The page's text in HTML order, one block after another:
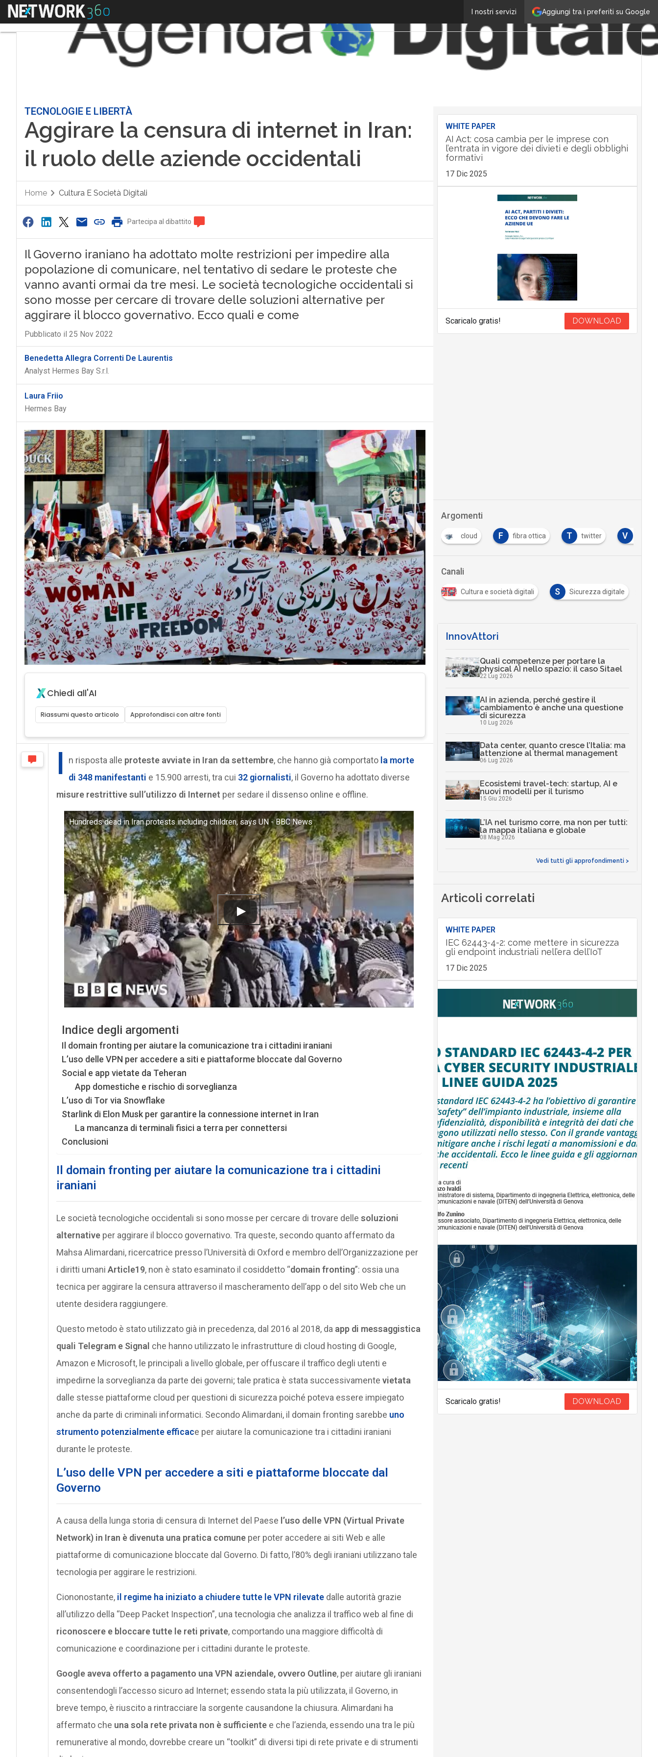
Aggiungi tra i preferiti su Google
I nostri servizi
Menu
TECNOLOGIE E LIBERTÀ
Aggirare la censura di internet in Iran:
il ruolo delle aziende occidentali
Home Cultura E Società Digitali
Partecipa al dibattito
Il Governo iraniano ha adottato molte restrizioni per impedire alla
popolazione di comunicare, nel tentativo di sedare le proteste che
vanno avanti ormai da tre mesi. Le società tecnologiche occidentali si
sono mosse per cercare di trovare delle soluzioni alternative per
aggirare il blocco governativo. Ecco quali e come
Pubblicato il 25 Nov 2022
Benedetta Allegra Correnti De Laurentis
Analyst Hermes Bay S.r.l.
Laura Friio
Hermes Bay
Chiedi all'AI
Riassumi questo articolo Approfondisci con altre fonti
I n risposta alle proteste avviate in Iran da settembre, che hanno già comportato la morte
di 348 manifestanti e 15.900 arresti, tra cui 32 giornalisti, il Governo ha adottato diverse
misure restrittive sull’utilizzo di Internet per sedare il dissenso online e offline.
Hundreds dead in Iran protests including children, says UN - BBC News
Indice degli argomenti
Il domain fronting per aiutare la comunicazione tra i cittadini iraniani
L’uso delle VPN per accedere a siti e piattaforme bloccate dal Governo
Social e app vietate da Teheran
App domestiche e rischio di sorveglianza
L’uso di Tor via Snowflake
Starlink di Elon Musk per garantire la connessione internet in Iran
La mancanza di terminali fisici a terra per connettersi
Conclusioni
Il domain fronting per aiutare la comunicazione tra i cittadini
iraniani
Le società tecnologiche occidentali si sono mosse per cercare di trovare delle soluzioni
alternativeper aggirare il blocco governativo. Tra queste, secondo quanto affermato da
Mahsa Alimardani, ricercatrice presso l’Università di Oxford e membro dell’Organizzazione per
i diritti umani Article19, non è stato esaminato il cosiddetto “domain fronting”: ossia una
tecnica per aggirare la censura attraverso il mascheramento dell’app o del sito Web che un
utente desidera raggiungere.
Questo metodo è stato utilizzato già in precedenza, dal 2016 al 2018, da app di messaggistica
quali Telegram e Signal che hanno utilizzato le infrastrutture di cloud hosting di Google,
Amazon e Microsoft, le principali a livello globale, per offuscare il traffico degli utenti e
impedirne la sorveglianza da parte dei governi; tale pratica è stata successivamente vietata
dalle stesse piattaforme cloud per questioni di sicurezza poiché poteva essere impiegato
anche da parte di criminali informatici. Secondo Alimardani, il domain fronting sarebbe uno
strumento potenzialmente efficace per aiutare la comunicazione tra i cittadini iraniani
durante le proteste.
L’uso delle VPN per accedere a siti e piattaforme bloccate dal
Governo
A causa della lunga storia di censura di Internet del Paese l’uso delle VPN (Virtual Private
Network) in Iran è divenuta una pratica comuneper poter accedere ai siti Web e alle
piattaforme di comunicazione bloccate dal Governo. Di fatto, l’80% degli iraniani utilizzano tale
tecnologia per aggirare le restrizioni.
Ciononostante,il regime ha iniziato a chiudere tutte le VPN rilevate dalle autorità grazie
all’utilizzo della “Deep Packet Inspection”, una tecnologia che analizza il traffico web al fine di
riconoscere e bloccare tutte le reti private, comportando una maggiore difficoltà di
comunicazione e coordinazione per i cittadini durante le proteste.
Google aveva offerto a pagamento una VPN aziendale, ovvero Outline, per aiutare gli iraniani
consentendogli l’accesso sicuro ad Internet; essendo stata la più utilizzata, il Governo, in
breve tempo, è riuscito a rintracciare la sorgente causandone la chiusura. Alimardani ha
affermato che una sola rete privata non è sufficientee che l’azienda, essendo una tra le più
remunerative al mondo, dovrebbe creare un “toolkit” di diversi tipi di rete private e di strumenti
WHITE PAPER
AI Act: cosa cambia per le imprese con
l’entrata in vigore dei divieti e degli obblighi
formativi
17 Dic 2025
Scaricalo gratis! DOWNLOAD
Argomenti
B banda larga cloud F fibra ottica T twitter V
Canali
Cultura e società digitali S Sicurezza digitale
InnovAttori
Quali competenze per portare la
physical AI nello spazio: il caso Sitael
22 Lug 2026
AI in azienda, perché gestire il
cambiamento è anche una questione
di sicurezza
10 Lug 2026
Data center, quanto cresce l’Italia: ma
attenzione al thermal management
06 Lug 2026
Ecosistemi travel-tech: startup, AI e
nuovi modelli per il turismo
15 Giu 2026
L’IA nel turismo corre, ma non per tutti:
la mappa italiana e globale
08 Mag 2026
Vedi tutti gli approfondimenti >
Articoli correlati
WHITE PAPER
IEC 62443-4-2: come mettere in sicurezza
gli endpoint industriali nell’era dell’IoT
17 Dic 2025
Scaricalo gratis! DOWNLOAD